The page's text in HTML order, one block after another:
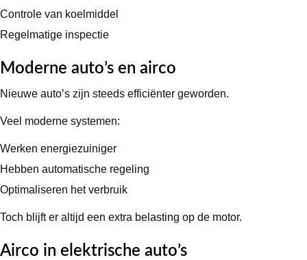
Controle van koelmiddel
Regelmatige inspectie
Moderne auto’s en airco
Nieuwe auto’s zijn steeds efficiënter geworden.
Veel moderne systemen:
Werken energiezuiniger
Hebben automatische regeling
Optimaliseren het verbruik
Toch blijft er altijd een extra belasting op de motor.
Airco in elektrische auto’s